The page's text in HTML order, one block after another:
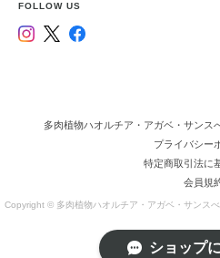
FOLLOW US
多肉植物ハオルチア・アガベ・サンス
プライバシー
特定商取引法に
会員規
Copyright © 多肉植物ハオルチア・アガベ・サンス
ショップ